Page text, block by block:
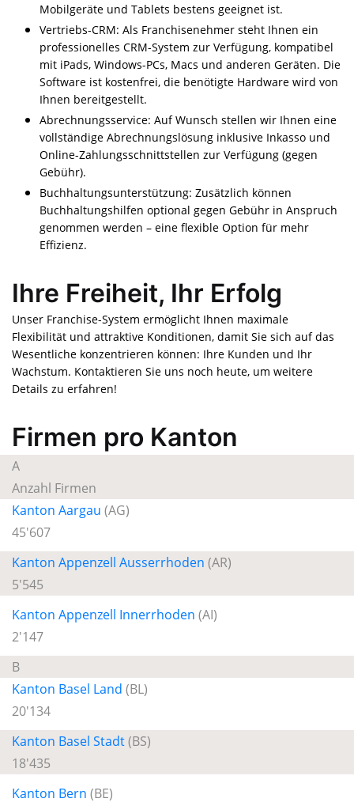
Mobilgeräte und Tablets bestens geeignet ist.
Vertriebs-CRM: Als Franchisenehmer steht Ihnen ein
professionelles CRM-System zur Verfügung, kompatibel
mit iPads, Windows-PCs, Macs und anderen Geräten. Die
Software ist kostenfrei, die benötigte Hardware wird von
Ihnen bereitgestellt.
Abrechnungsservice: Auf Wunsch stellen wir Ihnen eine
vollständige Abrechnungslösung inklusive Inkasso und
Online-Zahlungsschnittstellen zur Verfügung (gegen
Gebühr).
Buchhaltungsunterstützung: Zusätzlich können
Buchhaltungshilfen optional gegen Gebühr in Anspruch
genommen werden – eine flexible Option für mehr
Effizienz.
Ihre Freiheit, Ihr Erfolg
Unser Franchise-System ermöglicht Ihnen maximale
Flexibilität und attraktive Konditionen, damit Sie sich auf das
Wesentliche konzentrieren können: Ihre Kunden und Ihr
Wachstum. Kontaktieren Sie uns noch heute, um weitere
Details zu erfahren!
Firmen pro Kanton
A
Anzahl Firmen
Kanton Aargau (AG)
45'607
Kanton Appenzell Ausserrhoden (AR)
5'545
Kanton Appenzell Innerrhoden (AI)
2'147
B
Kanton Basel Land (BL)
20'134
Kanton Basel Stadt(BS)
18'435
Kanton Bern (BE)